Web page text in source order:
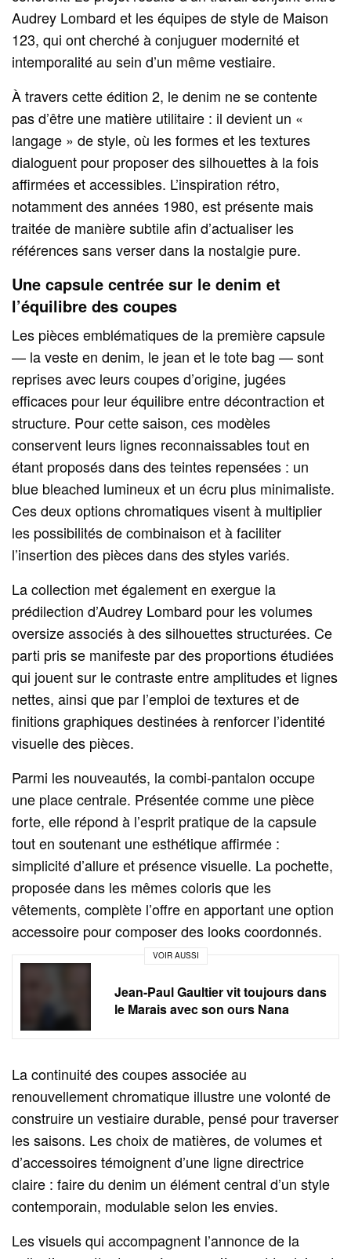
Audrey Lombard et les équipes de style de Maison
123, qui ont cherché à conjuguer modernité et
intemporalité au sein d’un même vestiaire.
À travers cette édition 2, le denim ne se contente
pas d’être une matière utilitaire : il devient un «
langage » de style, où les formes et les textures
dialoguent pour proposer des silhouettes à la fois
affirmées et accessibles. L’inspiration rétro,
notamment des années 1980, est présente mais
traitée de manière subtile afin d’actualiser les
références sans verser dans la nostalgie pure.
Une capsule centrée sur le denim et
l’équilibre des coupes
Les pièces emblématiques de la première capsule
— la veste en denim, le jean et le tote bag — sont
reprises avec leurs coupes d’origine, jugées
efficaces pour leur équilibre entre décontraction et
structure. Pour cette saison, ces modèles
conservent leurs lignes reconnaissables tout en
étant proposés dans des teintes repensées : un
blue bleached lumineux et un écru plus minimaliste.
Ces deux options chromatiques visent à multiplier
les possibilités de combinaison et à faciliter
l’insertion des pièces dans des styles variés.
La collection met également en exergue la
prédilection d’Audrey Lombard pour les volumes
oversize associés à des silhouettes structurées. Ce
parti pris se manifeste par des proportions étudiées
qui jouent sur le contraste entre amplitudes et lignes
nettes, ainsi que par l’emploi de textures et de
finitions graphiques destinées à renforcer l’identité
visuelle des pièces.
Parmi les nouveautés, la combi-pantalon occupe
une place centrale. Présentée comme une pièce
forte, elle répond à l’esprit pratique de la capsule
tout en soutenant une esthétique affirmée :
simplicité d’allure et présence visuelle. La pochette,
proposée dans les mêmes coloris que les
vêtements, complète l’offre en apportant une option
accessoire pour composer des looks coordonnés.
VOIR AUSSI
Jean-Paul Gaultier vit toujours dans
le Marais avec son ours Nana
La continuité des coupes associée au
renouvellement chromatique illustre une volonté de
construire un vestiaire durable, pensé pour traverser
les saisons. Les choix de matières, de volumes et
d’accessoires témoignent d’une ligne directrice
claire : faire du denim un élément central d’un style
contemporain, modulable selon les envies.
Les visuels qui accompagnent l’annonce de la